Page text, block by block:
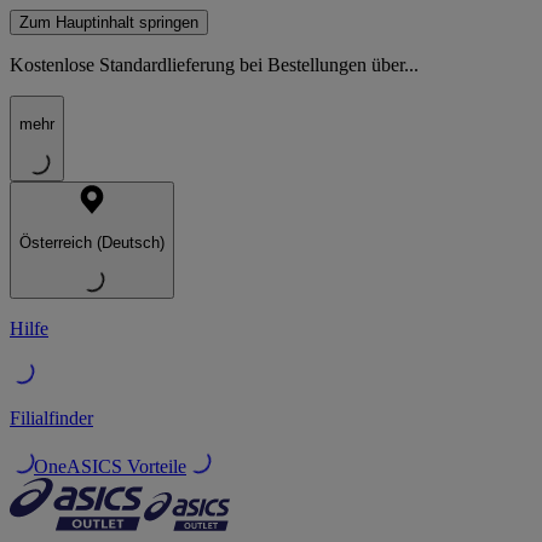
Zum Hauptinhalt springen
Kostenlose Standardlieferung bei Bestellungen über...
mehr
Österreich (Deutsch)
Hilfe
Filialfinder
OneASICS Vorteile